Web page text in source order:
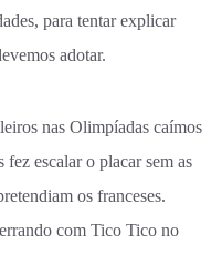
para tentar explicar
adotar.
nas Olimpíadas caímos
fez escalar o placar sem as
os franceses.
com Tico Tico no